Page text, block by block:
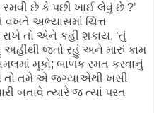
રમવી છે કે પછી ખાઈ લેવું છે ?’
અભ્યાસમાં ચિત્ત
રાખે તો એને કહી શકાય, ‘તું
અહીંથી જતો રહું અને મારું કામ
મૂકો; બાળક રમત કરવાનું
તમે એ જગ્યાએથી ખસી
બતાવે ત્યારે જ ત્યાં પરત